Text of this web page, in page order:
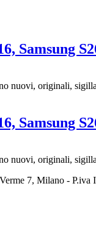
Samsung
nuovi, originali,
Samsung
nuovi, originali,
7, Milano - P.iva